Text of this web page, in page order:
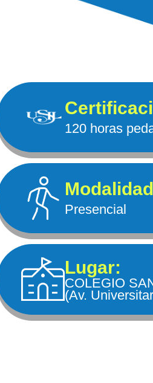
120 horas
Modalidad
Presencial
Lugar:
COLEGIO
(Av.